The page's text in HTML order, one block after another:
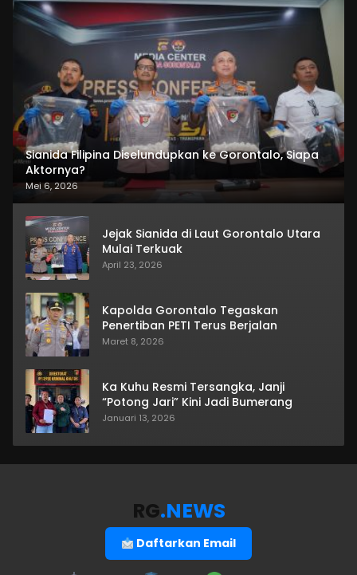
Sianida Filipina Diselundupkan ke Gorontalo, Siapa
Aktornya?
Mei 6, 2026
Jejak Sianida di Laut Gorontalo Utara
Mulai Terkuak
April 23, 2026
Kapolda Gorontalo Tegaskan
Penertiban PETI Terus Berjalan
Maret 8, 2026
Ka Kuhu Resmi Tersangka, Janji
“Potong Jari” Kini Jadi Bumerang
Januari 13, 2026
RG.NEWS
Daftarkan Email